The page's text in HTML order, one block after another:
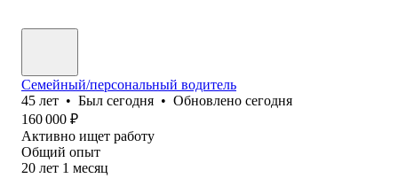
Семейный/персональный водитель
45 лет • Был сегодня • Обновлено сегодня
160 000 ₽
Активно ищет работу
Общий опыт
20 лет 1 месяц